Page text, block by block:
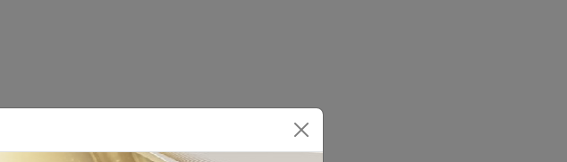
มพัฒนาสุขภาพสัตว์ สำนักงานปศุสัตว์จังหวัดอ่างทอง,